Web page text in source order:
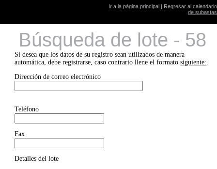
Ir a la página principal | Regresar al calendario
de subastas
Búsqueda de lote - 58
Si desea que los datos de su registro sean utilizados de manera
automática, debe registrarse, caso contrario llene el formatosiguiente:.
Dirección de correo electrónico
Teléfono
Fax
Detalles del lote